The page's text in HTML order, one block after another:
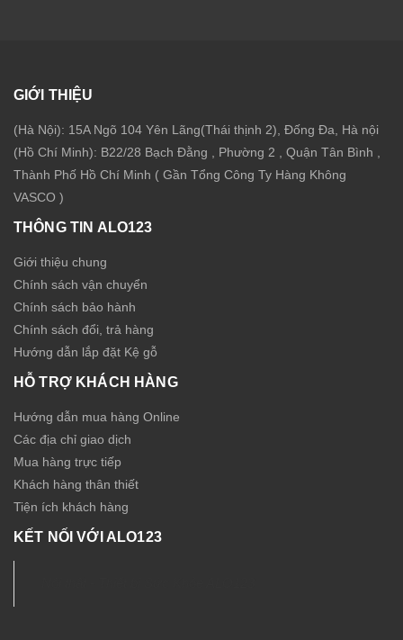
GIỚI THIỆU
(Hà Nội): 15A Ngõ 104 Yên Lãng(Thái thịnh 2), Đống Đa, Hà nội
(Hồ Chí Minh): B22/28 Bạch Đằng , Phường 2 , Quận Tân Bình ,
Thành Phố Hồ Chí Minh ( Gần Tổng Công Ty Hàng Không
VASCO )
THÔNG TIN ALO123
Giới thiệu chung
Chính sách vận chuyển
Chính sách bảo hành
Chính sách đổi, trả hàng
Hướng dẫn lắp đặt Kệ gỗ
HỖ TRỢ KHÁCH HÀNG
Hướng dẫn mua hàng Online
Các địa chỉ giao dịch
Mua hàng trực tiếp
Khách hàng thân thiết
Tiện ích khách hàng
KẾT NỐI VỚI ALO123